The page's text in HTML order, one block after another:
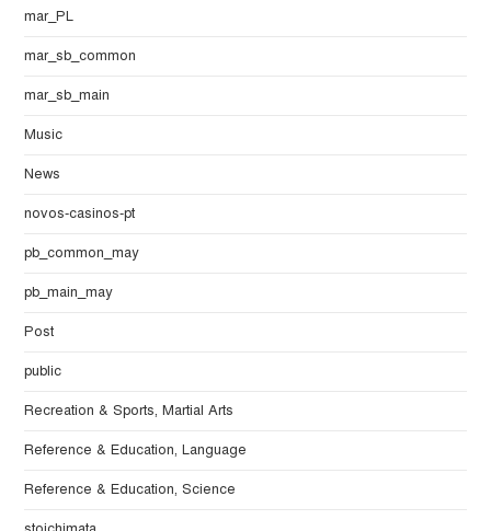
mar_PL
mar_sb_common
mar_sb_main
Music
News
novos-casinos-pt
pb_common_may
pb_main_may
Post
public
Recreation & Sports, Martial Arts
Reference & Education, Language
Reference & Education, Science